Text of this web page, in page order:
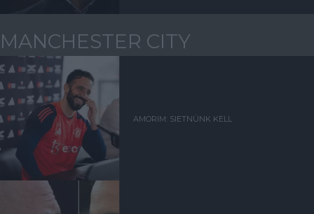
MANCHESTER CITY
AMORIM: SIETNÜNK KELL